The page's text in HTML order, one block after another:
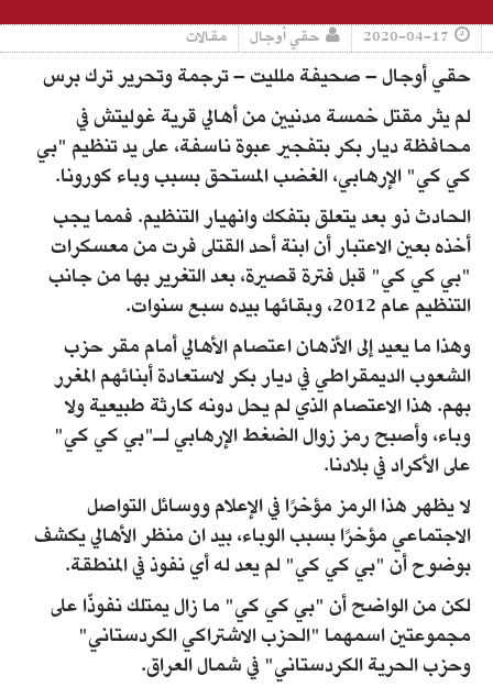
2020-04-17 حقي أوجال مقالات
حقي أوجال – صحيفة ملليت – ترجمة وتحرير ترك برس
لم يثر مقتل خمسة مدنيين من أهالي قرية غوليتش في
محافظة ديار بكر بتفجير عبوة ناسفة، على يد تنظيم "بي
كي كي" الإرهابي، الغضب المستحق بسبب وباء كورونا.
الحادث ذو بعد يتعلق بتفكك وانهيار التنظيم. فمما يجب
أخذه بعين الاعتبار أن ابنة أحد القتلى فرت من معسكرات
"بي كي كي" قبل فترة قصيرة، بعد التغرير بها من جانب
التنظيم عام 2012، وبقائها بيده سبع سنوات.
وهذا ما يعيد إلى الأذهان اعتصام الأهالي أمام مقر حزب
الشعوب الديمقراطي في ديار بكر لاستعادة أبنائهم المغرر
بهم. هذا الاعتصام الذي لم يحل دونه كارثة طبيعية ولا
وباء، وأصبح رمز زوال الضغط الإرهابي لـ"بي كي كي"
على الأكراد في بلادنا.
لا يظهر هذا الرمز مؤخرًا في الإعلام ووسائل التواصل
الاجتماعي مؤخرًا بسبب الوباء، بيد ان منظر الأهالي يكشف
بوضوح أن "بي كي كي" لم يعد له أي نفوذ في المنطقة.
لكن من الواضح أن "بي كي كي" ما زال يمتلك نفوذّا على
مجموعتين اسمهما "الحزب الاشتراكي الكردستاني"
وحزب الحرية الكردستاني" في شمال العراق.